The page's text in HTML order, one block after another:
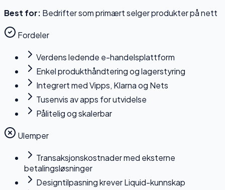
Best for: Bedrifter som primært selger produkter på nett
Fordeler
Verdens ledende e-handelsplattform
Enkel produkthåndtering og lagerstyring
Integrert med Vipps, Klarna og Nets
Tusenvis av apps for utvidelse
Pålitelig og skalerbar
Ulemper
Transaksjonskostnader med eksterne
betalingsløsninger
Designtilpasning krever Liquid-kunnskap